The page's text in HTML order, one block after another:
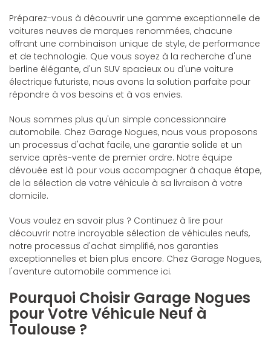
Préparez-vous à découvrir une gamme exceptionnelle de
voitures neuves de marques renommées, chacune
offrant une combinaison unique de style, de performance
et de technologie. Que vous soyez à la recherche d'une
berline élégante, d'un SUV spacieux ou d'une voiture
électrique futuriste, nous avons la solution parfaite pour
répondre à vos besoins et à vos envies.
Nous sommes plus qu'un simple concessionnaire
automobile. Chez Garage Nogues, nous vous proposons
un processus d'achat facile, une garantie solide et un
service après-vente de premier ordre. Notre équipe
dévouée est là pour vous accompagner à chaque étape,
de la sélection de votre véhicule à sa livraison à votre
domicile.
Vous voulez en savoir plus ? Continuez à lire pour
découvrir notre incroyable sélection de véhicules neufs,
notre processus d'achat simplifié, nos garanties
exceptionnelles et bien plus encore. Chez Garage Nogues,
l'aventure automobile commence ici.
Pourquoi Choisir Garage Nogues
pour Votre Véhicule Neuf à
Toulouse ?